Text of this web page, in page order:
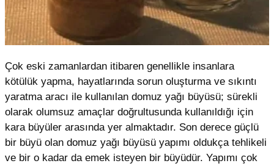
Çok eski zamanlardan itibaren genellikle insanlara
kötülük yapma, hayatlarında sorun oluşturma ve sıkıntı
yaratma aracı ile kullanılan domuz yağı büyüsü; sürekli
olarak olumsuz amaçlar doğrultusunda kullanıldığı için
kara büyüler arasında yer almaktadır. Son derece güçlü
bir büyü olan domuz yağı büyüsü yapımı oldukça tehlikeli
ve bir o kadar da emek isteyen bir büyüdür. Yapımı çok